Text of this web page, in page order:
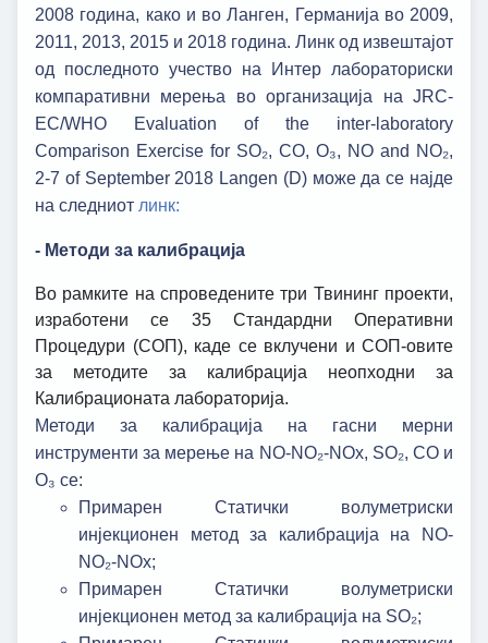
2008 година, како и во Ланген, Германија во 2009,
2011, 2013, 2015 и 2018 година. Линк од извештајот
од последното учество на Интер лабораториски
компаративни мерења во организација на JRC-
EC/WHO Evaluation of the inter-laboratory
Comparison Exercise for SO₂, CO, O₃, NO and NO₂,
2-7 of September 2018 Langen (D) може да се најде
на следниот линк:
- Методи за калибрација
Во рамките на спроведените три Твининг проекти,
изработени се 35 Стандардни Оперативни
Процедури (СОП), каде се вклучени и СОП-овите
за методите за калибрација неопходни за
Калибрационата лабораторија.
Методи за калибрација на гасни мерни
инструменти за мерење на NO-NO₂-NOx, SO₂, CO и
O₃ се:
Примарен Статички волуметриски
инјекционен метод за калибрација на NO-
NO₂-NOx;
Примарен Статички волуметриски
инјекционен метод за калибрација на SO₂;